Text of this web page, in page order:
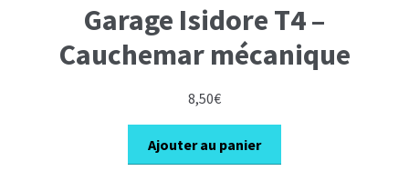
Garage Isidore T4 –
Cauchemar mécanique
8,50€
Ajouter au panier